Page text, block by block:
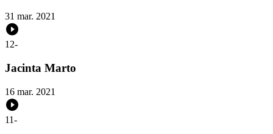
31 mar. 2021
12-
Jacinta Marto
16 mar. 2021
11-